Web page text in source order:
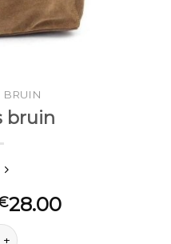
BRUIN
bruin
28.00
aantal